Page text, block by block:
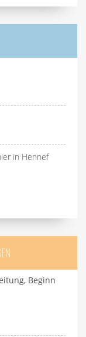
in Hennef
Beginn